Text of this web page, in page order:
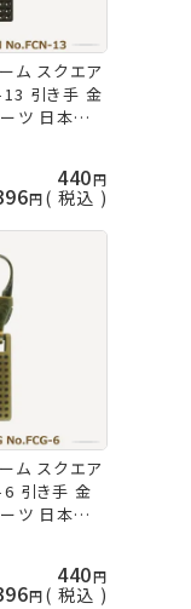
ム スクエア
引き手 金
ツ 日本製
サ 手芸の山
440
税込
ム スクエア
引き手 金
ツ 日本製
サ 手芸の山
440
税込